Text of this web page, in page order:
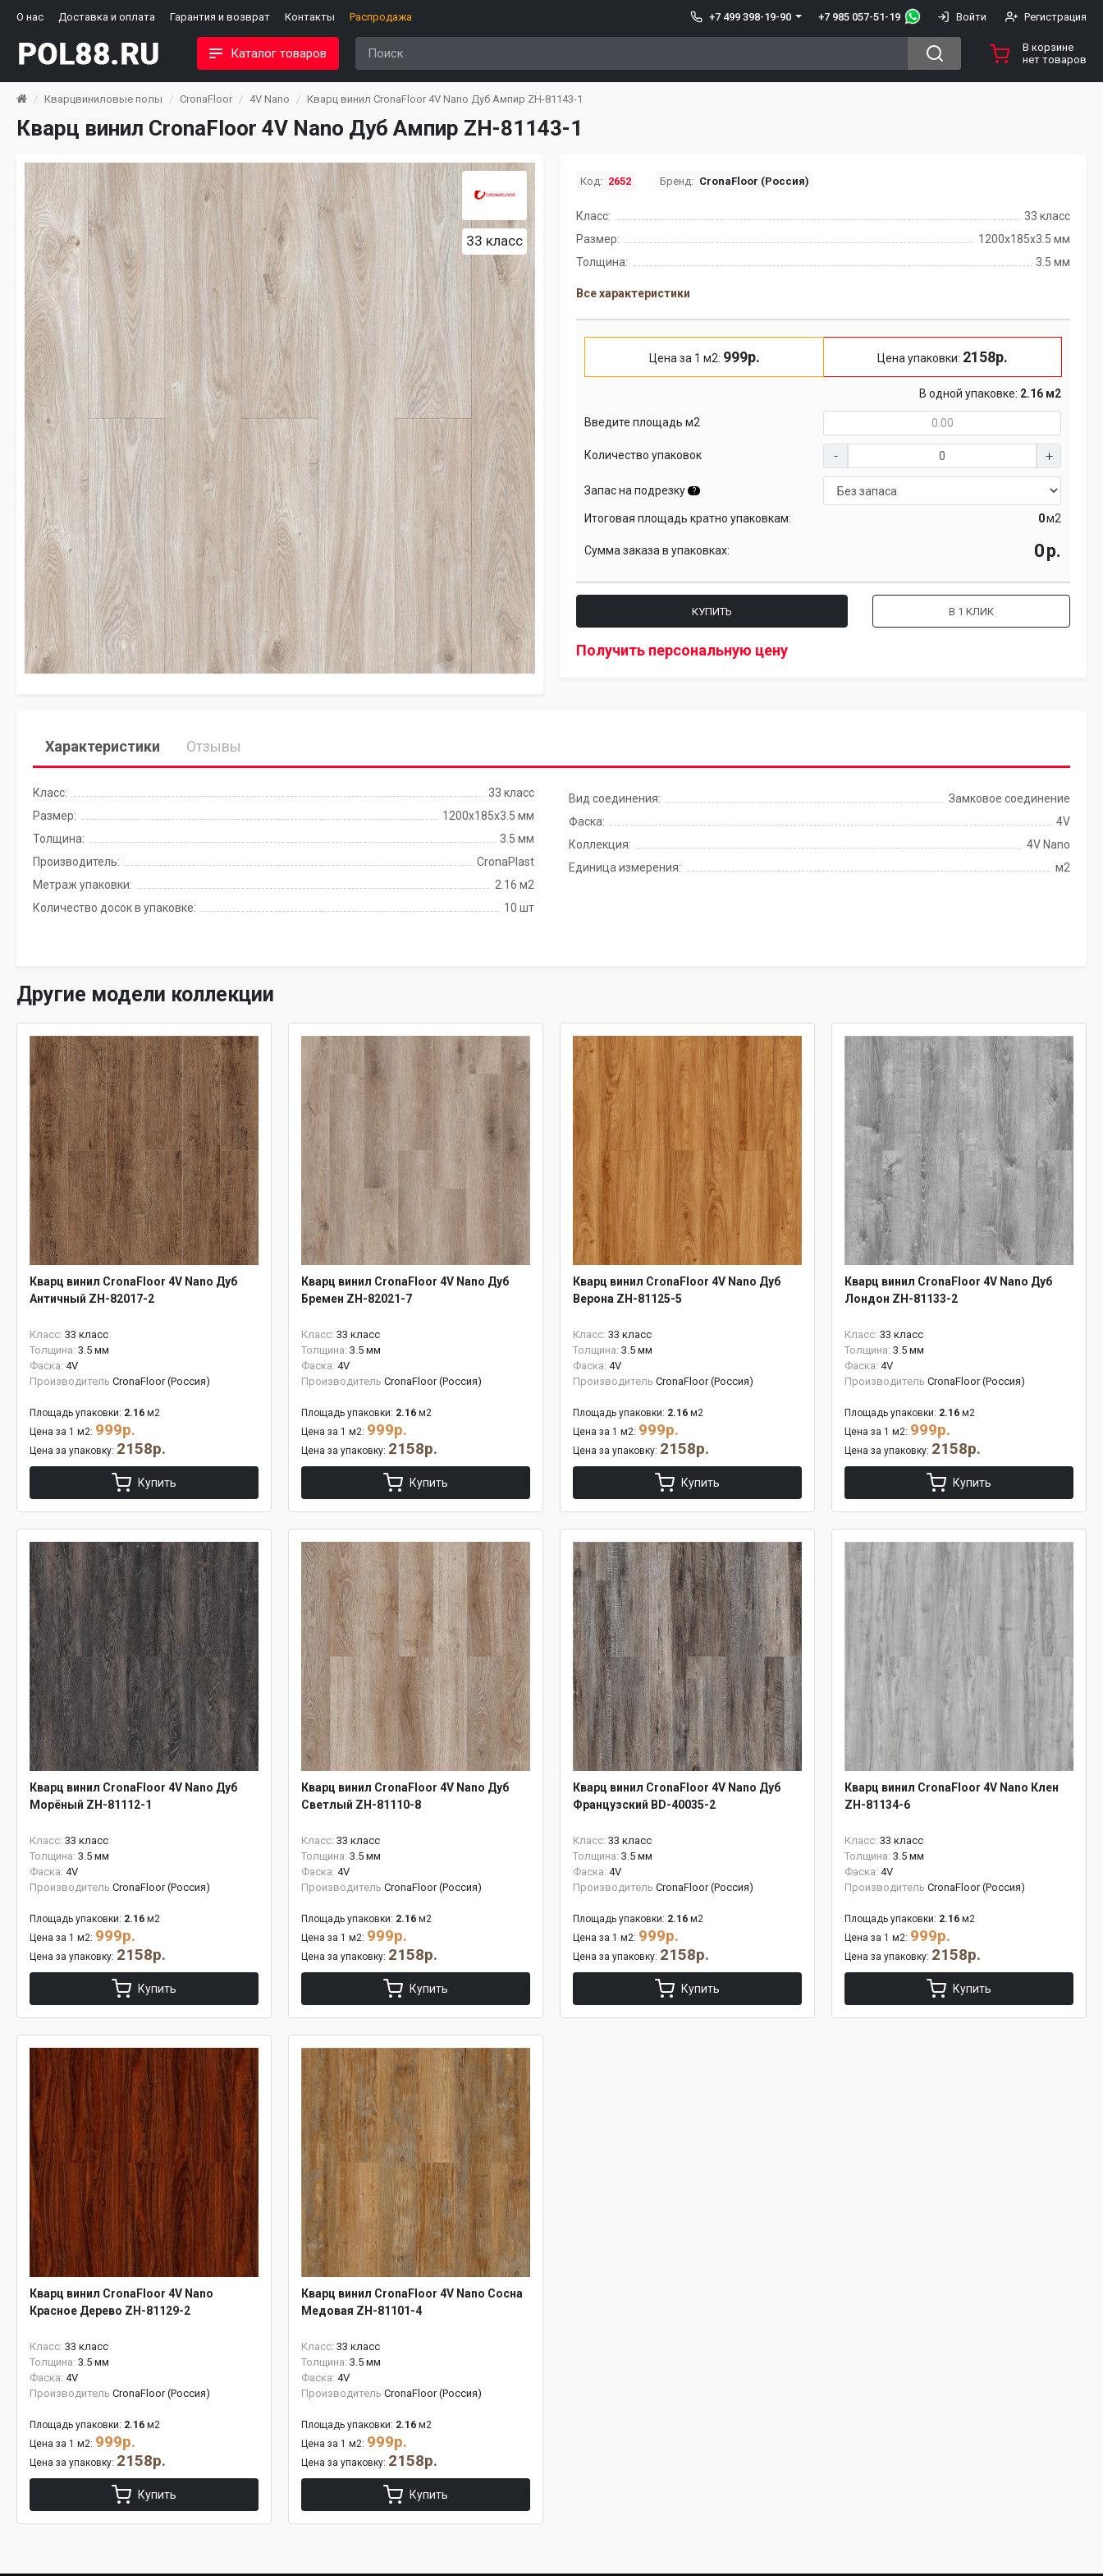
О нас Доставка и оплата Гарантия и возврат Контакты Распродажа +7 499 398-19-90 +7 985 057-51-19 Войти Регистрация
Каталог товаров
В корзине
нет товаров
Кварцвиниловые полы CronaFloor 4V Nano Кварц винил CronaFloor 4V Nano Дуб Ампир ZH-81143-1
Кварц винил CronaFloor 4V Nano Дуб Ампир ZH-81143-1
33 класс
Код: 2652 Бренд: CronaFloor (Россия)
Класс:
33 класс
Размер:
1200х185х3.5 мм
Толщина:
3.5 мм
Все характеристики
Цена за 1 м2: 999р. Цена упаковки: 2158р.
В одной упаковке: 2.16 м2
Введите площадь м2
Количество упаковок
Запас на подрезку ?
Итоговая площадь кратно упаковкам: м2
Сумма заказа в упаковках: р.
КУПИТЬ В 1 КЛИК
Получить персональную цену
Характеристики Отзывы
Класс:
33 класс
Размер:
1200х185х3.5 мм
Толщина:
3.5 мм
Производитель:
CronaPlast
Метраж упаковки:
2.16 м2
Количество досок в упаковке:
10 шт
Вид соединения:
Замковое соединение
Фаска:
4V
Коллекция:
4V Nano
Единица измерения:
м2
Другие модели коллекции
Кварц винил CronaFloor 4V Nano Дуб
Античный ZH-82017-2
Класс: 33 класс
Толщина: 3.5 мм
Фаска: 4V
Производитель CronaFloor (Россия)
Площадь упаковки: 2.16 м2
Цена за 1 м2: 999р.
Цена за упаковку: 2158р.
Купить
Кварц винил CronaFloor 4V Nano Дуб
Бремен ZH-82021-7
Класс: 33 класс
Толщина: 3.5 мм
Фаска: 4V
Производитель CronaFloor (Россия)
Площадь упаковки: 2.16 м2
Цена за 1 м2: 999р.
Цена за упаковку: 2158р.
Купить
Кварц винил CronaFloor 4V Nano Дуб
Верона ZH-81125-5
Класс: 33 класс
Толщина: 3.5 мм
Фаска: 4V
Производитель CronaFloor (Россия)
Площадь упаковки: 2.16 м2
Цена за 1 м2: 999р.
Цена за упаковку: 2158р.
Купить
Кварц винил CronaFloor 4V Nano Дуб
Лондон ZH-81133-2
Класс: 33 класс
Толщина: 3.5 мм
Фаска: 4V
Производитель CronaFloor (Россия)
Площадь упаковки: 2.16 м2
Цена за 1 м2: 999р.
Цена за упаковку: 2158р.
Купить
Кварц винил CronaFloor 4V Nano Дуб
Морёный ZH-81112-1
Класс: 33 класс
Толщина: 3.5 мм
Фаска: 4V
Производитель CronaFloor (Россия)
Площадь упаковки: 2.16 м2
Цена за 1 м2: 999р.
Цена за упаковку: 2158р.
Купить
Кварц винил CronaFloor 4V Nano Дуб
Светлый ZH-81110-8
Класс: 33 класс
Толщина: 3.5 мм
Фаска: 4V
Производитель CronaFloor (Россия)
Площадь упаковки: 2.16 м2
Цена за 1 м2: 999р.
Цена за упаковку: 2158р.
Купить
Кварц винил CronaFloor 4V Nano Дуб
Французский BD-40035-2
Класс: 33 класс
Толщина: 3.5 мм
Фаска: 4V
Производитель CronaFloor (Россия)
Площадь упаковки: 2.16 м2
Цена за 1 м2: 999р.
Цена за упаковку: 2158р.
Купить
Кварц винил CronaFloor 4V Nano Клен
ZH-81134-6
Класс: 33 класс
Толщина: 3.5 мм
Фаска: 4V
Производитель CronaFloor (Россия)
Площадь упаковки: 2.16 м2
Цена за 1 м2: 999р.
Цена за упаковку: 2158р.
Купить
Кварц винил CronaFloor 4V Nano
Красное Дерево ZH-81129-2
Класс: 33 класс
Толщина: 3.5 мм
Фаска: 4V
Производитель CronaFloor (Россия)
Площадь упаковки: 2.16 м2
Цена за 1 м2: 999р.
Цена за упаковку: 2158р.
Купить
Кварц винил CronaFloor 4V Nano Сосна
Медовая ZH-81101-4
Класс: 33 класс
Толщина: 3.5 мм
Фаска: 4V
Производитель CronaFloor (Россия)
Площадь упаковки: 2.16 м2
Цена за 1 м2: 999р.
Цена за упаковку: 2158р.
Купить